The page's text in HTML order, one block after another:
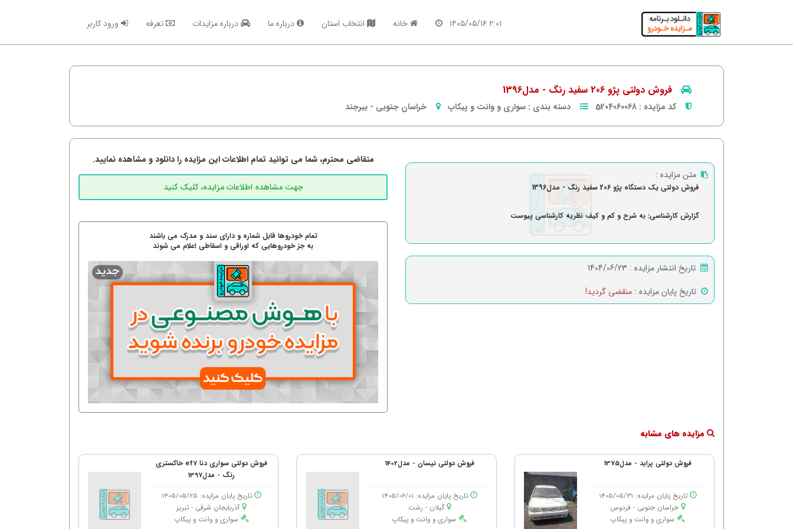
۲:۰۱ ۱۴۰۵/۰۵/۱۶ خانه انتخاب استان درباره ما درباره مزایدات تعرفه ورود کاربر
فروش دولتی پژو 206 سفید رنگ - مدل1396
کد مزایده : 5204060068 دسته بندی : سواری و وانت و پیکاپ خراسان جنوبی - بیرجند
متن مزایده :
فروش دولتی یک دستگاه پژو 206 سفید رنگ - مدل1396
گزارش کارشناسی: به شرح و کم و کیف نظریه کارشناسی پیوست
تاریخ انتشار مزایده : 1404/06/23
تاریخ پایان مزایده : منقضی گردید!
متقاضی محترم، شما می توانید تمام اطلاعات این مزایده را دانلود و مشاهده نمایید.
تمام خودروها قابل شماره و دارای سند و مدرک می باشند
به جز خودروهایی که اوراقی و اسقاطی اعلام می شوند
مزایده های مشابه
فروش دولتی پراید - مدل1375
تاریخ پایان مزایده: 1405/05/31
خراسان جنوبی - فردوس
سواری و وانت و پیکاپ
فروش دولتی نیسان - مدل1402
تاریخ پایان مزایده: 1405/06/01
گیلان - رشت
سواری و وانت و پیکاپ
فروش دولتی سواری دنا ef7 خاکستری
رنگ - مدل1397
تاریخ پایان مزایده: 1405/05/25
آذربایجان شرقی - تبریز
سواری و وانت و پیکاپ